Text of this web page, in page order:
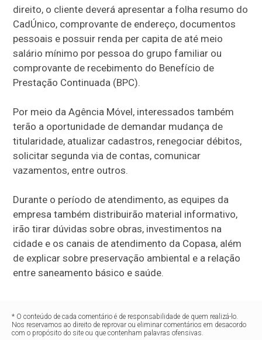
direito, o cliente deverá apresentar a folha resumo do
CadÚnico, comprovante de endereço, documentos
pessoais e possuir renda per capita de até meio
salário mínimo por pessoa do grupo familiar ou
comprovante de recebimento do Benefício de
Prestação Continuada (BPC).
Por meio da Agência Móvel, interessados também
terão a oportunidade de demandar mudança de
titularidade, atualizar cadastros, renegociar débitos,
solicitar segunda via de contas, comunicar
vazamentos, entre outros.
Durante o período de atendimento, as equipes da
empresa também distribuirão material informativo,
irão tirar dúvidas sobre obras, investimentos na
cidade e os canais de atendimento da Copasa, além
de explicar sobre preservação ambiental e a relação
entre saneamento básico e saúde.
* O conteúdo de cada comentário é de responsabilidade de quem realizá-lo.
Nos reservamos ao direito de reprovar ou eliminar comentários em desacordo
com o propósito do site ou que contenham palavras ofensivas.